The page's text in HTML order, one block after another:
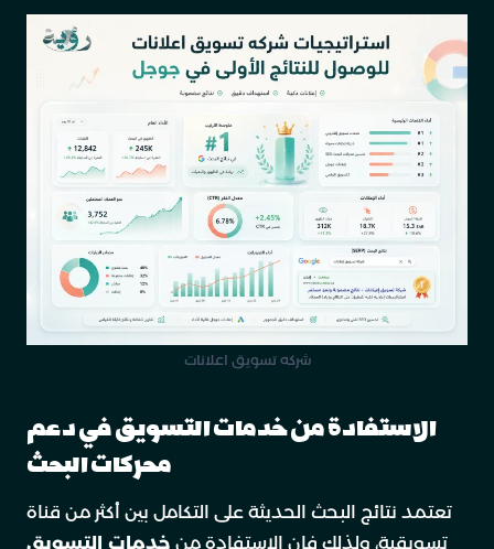
شركه تسويق اعلانات
الاستفادة من خدمات التسويق في دعم
محركات البحث
تعتمد نتائج البحث الحديثة على التكامل بين أكثر من قناة
تسويقية، ولذلك فإن الاستفادة من خدمات التسويق